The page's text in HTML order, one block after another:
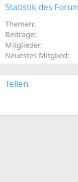
Statistik des
Themen
Beiträge
Mitglieder
Neuestes Mitglied
Teilen